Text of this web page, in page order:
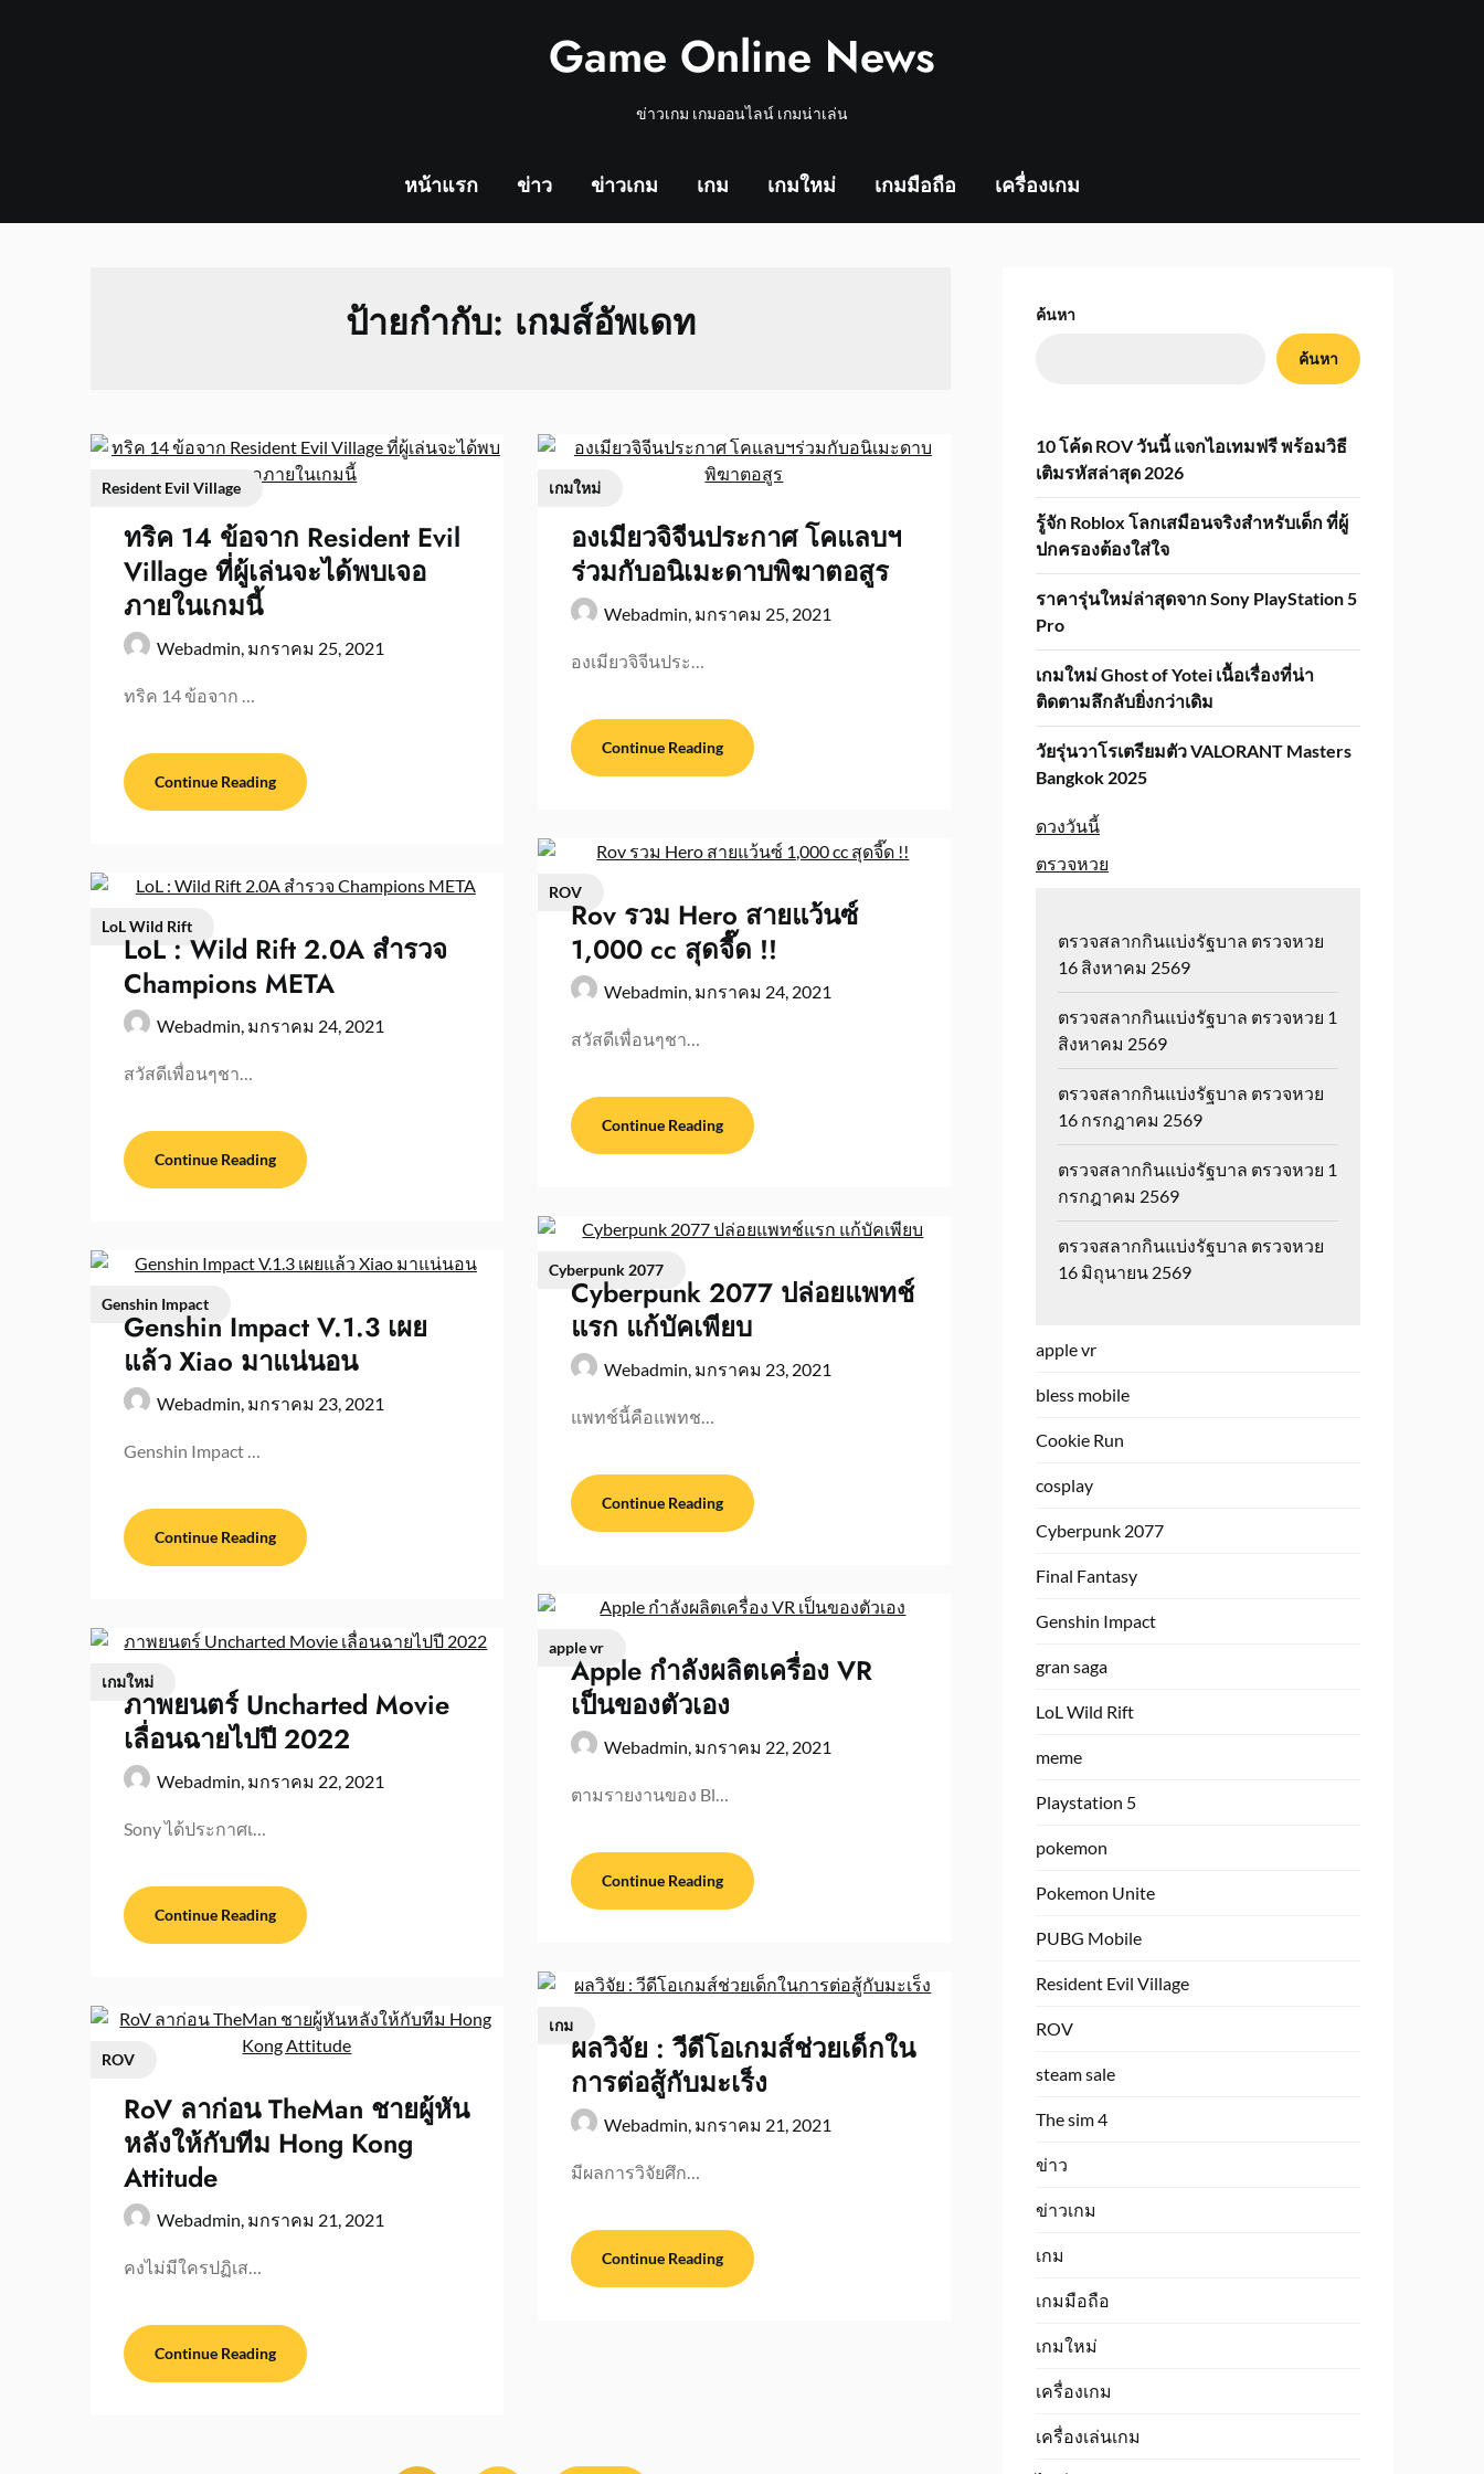
Game Online News
ข่าวเกม เกมออนไลน์ เกมน่าเล่น
หน้าแรก ข่าว ข่าวเกม เกม เกมใหม่ เกมมือถือ เครื่องเกม
ป้ายกำกับ: เกมส์อัพเดท
Resident Evil Village
ทริค 14 ข้อจาก Resident Evil
Village ที่ผู้เล่นจะได้พบเจอ
ภายในเกมนี้
Webadmin, มกราคม 25, 2021
ทริค 14 ข้อจาก …
Continue Reading
LoL Wild Rift
LoL : Wild Rift 2.0A สำรวจ
Champions META
Webadmin, มกราคม 24, 2021
สวัสดีเพื่อนๆชา…
Continue Reading
Genshin Impact
Genshin Impact V.1.3 เผย
แล้ว Xiao มาแน่นอน
Webadmin, มกราคม 23, 2021
Genshin Impact …
Continue Reading
เกมใหม่
ภาพยนตร์ Uncharted Movie
เลื่อนฉายไปปี 2022
Webadmin, มกราคม 22, 2021
Sony ได้ประกาศเ…
Continue Reading
ROV
RoV ลาก่อน TheMan ชายผู้หัน
หลังให้กับทีม Hong Kong
Attitude
Webadmin, มกราคม 21, 2021
คงไม่มีใครปฏิเส…
Continue Reading
เกมใหม่
องเมียวจิจีนประกาศ โคแลบฯ
ร่วมกับอนิเมะดาบพิฆาตอสูร
Webadmin, มกราคม 25, 2021
องเมียวจิจีนประ…
Continue Reading
ROV
Rov รวม Hero สายแว้นซ์
1,000 cc สุดจี๊ด !!
Webadmin, มกราคม 24, 2021
สวัสดีเพื่อนๆชา…
Continue Reading
Cyberpunk 2077
Cyberpunk 2077 ปล่อยแพทช์
แรก แก้บัคเพียบ
Webadmin, มกราคม 23, 2021
แพทช์นี้คือแพทช…
Continue Reading
apple vr
Apple กำลังผลิตเครื่อง VR
เป็นของตัวเอง
Webadmin, มกราคม 22, 2021
ตามรายงานของ Bl…
Continue Reading
เกม
ผลวิจัย : วีดีโอเกมส์ช่วยเด็กใน
การต่อสู้กับมะเร็ง
Webadmin, มกราคม 21, 2021
มีผลการวิจัยศึก…
Continue Reading
ค้นหา
ค้นหา
10 โค้ด ROV วันนี้ แจกไอเทมฟรี พร้อมวิธี
เติมรหัสล่าสุด 2026
รู้จัก Roblox โลกเสมือนจริงสำหรับเด็ก ที่ผู้
ปกครองต้องใส่ใจ
ราคารุ่นใหม่ล่าสุดจาก Sony PlayStation 5
Pro
เกมใหม่ Ghost of Yotei เนื้อเรื่องที่น่า
ติดตามลึกลับยิ่งกว่าเดิม
วัยรุ่นวาโรเตรียมตัว VALORANT Masters
Bangkok 2025
ดวงวันนี้
ตรวจหวย
ตรวจสลากกินแบ่งรัฐบาล ตรวจหวย
16 สิงหาคม 2569
ตรวจสลากกินแบ่งรัฐบาล ตรวจหวย 1
สิงหาคม 2569
ตรวจสลากกินแบ่งรัฐบาล ตรวจหวย
16 กรกฎาคม 2569
ตรวจสลากกินแบ่งรัฐบาล ตรวจหวย 1
กรกฎาคม 2569
ตรวจสลากกินแบ่งรัฐบาล ตรวจหวย
16 มิถุนายน 2569
apple vr
bless mobile
Cookie Run
cosplay
Cyberpunk 2077
Final Fantasy
Genshin Impact
gran saga
LoL Wild Rift
meme
Playstation 5
pokemon
Pokemon Unite
PUBG Mobile
Resident Evil Village
ROV
steam sale
The sim 4
ข่าว
ข่าวเกม
เกม
เกมมือถือ
เกมใหม่
เครื่องเกม
เครื่องเล่นเกม